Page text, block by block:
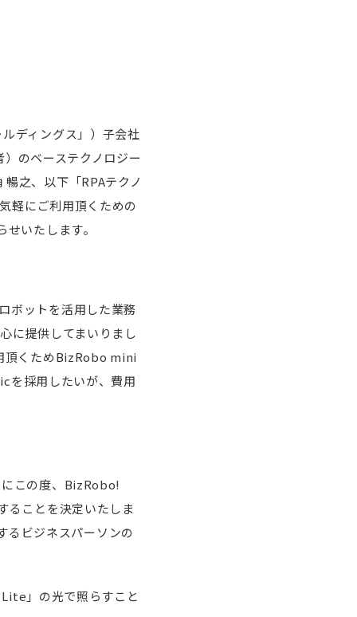
ディングス」）子会社
のベーステクノロジー
之、以下「RPAテクノ
軽にご利用頂くための
いたします。
ボットを活用した業務
に提供してまいりまし
頂くためBizRobo mini
を採用したいが、費用
この度、BizRobo!
ことを決定いたしま
るビジネスパーソンの
」の光で照らすこと